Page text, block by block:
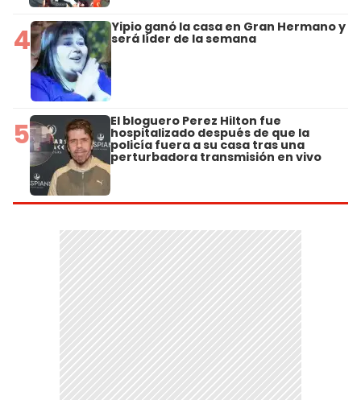
4 Yipio ganó la casa en Gran Hermano y
será líder de la semana
5 El bloguero Perez Hilton fue
hospitalizado después de que la
policía fuera a su casa tras una
perturbadora transmisión en vivo